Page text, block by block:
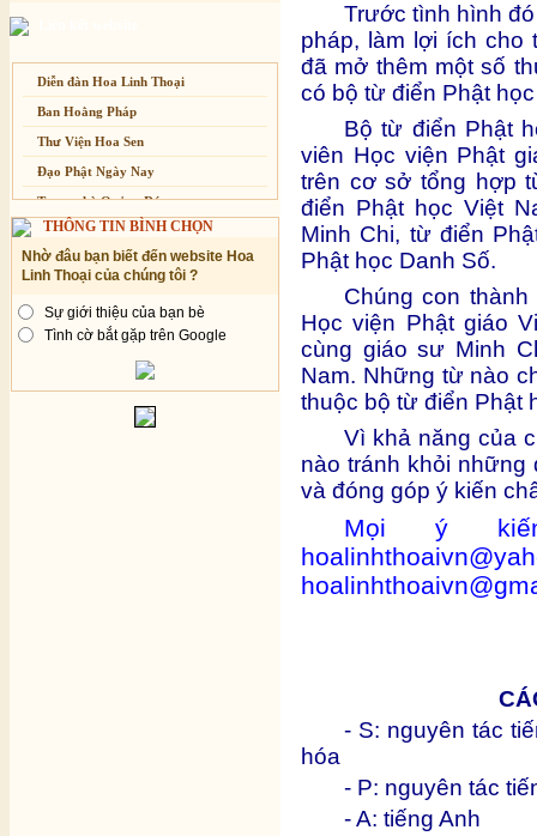
Chuông Ngân
Anh không chết đâu em
Kiếp này
Diễn đàn Hoa Linh Thoại
Ban Hoằng Pháp
Thư Viện Hoa Sen
Đạo Phật Ngày Nay
Trang nhà Quảng Đức
Báo Giác Ngộ
Vesak 2014
THÔNG TIN BÌNH CHỌN
Nhờ đâu bạn biết đến website Hoa
Linh Thoại của chúng tôi ?
Sự giới thiệu của bạn bè
Tình cờ bắt gặp trên Google
Trước tình hình
pháp, làm lợi ích cho
đã mở thêm một số
có bộ từ điển Phật
Bộ từ điển Phật
viên Học viện Phật
trên cơ sở tổng hợp
điển Phật học Việt
Minh Chi, từ điển
Phật học Danh Số.
Chúng con
Học viện Phật giáo
cùng giáo sư Minh
Nam. Những từ nào
thuộc bộ từ điển Phật
Vì khả năng của
nào tránh khỏi những
và đóng góp ý kiến
Mọi ý
- S: nguyên tác
hóa
- P: nguyên tác
- A: tiếng Anh